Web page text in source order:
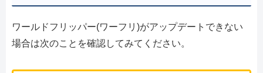
ワールドフリッパー(ワーフリ)がアップデートできない
場合は次のことを確認してみてください。